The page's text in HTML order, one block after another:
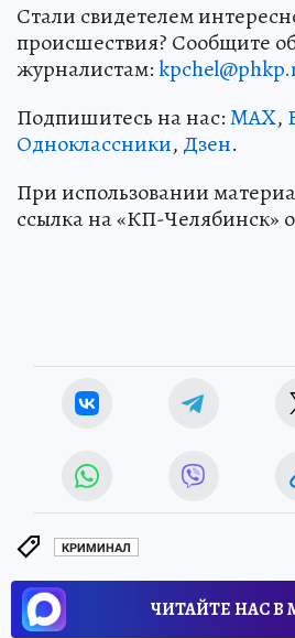
Стали свидетелем
происшествия? Сообщите
журналистам:
Подпишитесь на нас:MAX,
Одноклассники, Дзен.
При использовании
ссылка на «КП-Челябинск»
КРИМИНАЛ
ЧИТАЙТЕ НАС В